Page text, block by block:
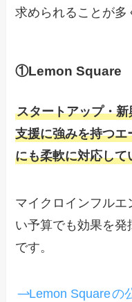
求められることが多
①Lemon Square
スタートアップ・
支援に強みを持つ
にも柔軟に対応して
マイクロインフル
い予算でも効果を
です。
Lemon Squareの